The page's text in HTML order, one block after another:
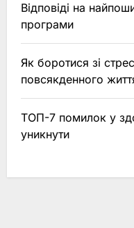
Відповіді на
програми
Як боротися зі
повсякденного
ТОП-7 помилок у
уникнути